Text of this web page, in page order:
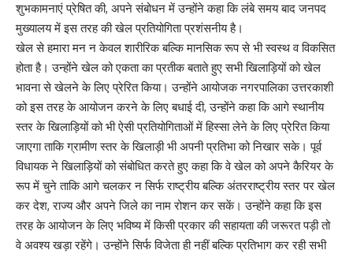
शुभकामनाएं प्रेषित की, अपने संबोधन में उन्होंने कहा कि लंबे समय बाद जनपद
मुख्यालय में इस तरह की खेल प्रतियोगिता प्रशंसनीय है।
खेल से हमारा मन न केवल शारीरिक बल्कि मानसिक रूप से भी स्वस्थ व विकसित
होता है। उन्होंने खेल को एकता का प्रतीक बताते हुए सभी खिलाड़ियों को खेल
भावना से खेलने के लिए प्रेरित किया। उन्होंने आयोजक नगरपालिका उत्तरकाशी
को इस तरह के आयोजन करने के लिए बधाई दी, उन्होंने कहा कि आगे स्थानीय
स्तर के खिलाड़ियों को भी ऐसी प्रतियोगिताओं में हिस्सा लेने के लिए प्रेरित किया
जाएगा ताकि ग्रामीण स्तर के खिलाड़ी भी अपनी प्रतिभा को निखार सके। पूर्व
विधायक ने खिलाड़ियों को संबोधित करते हुए कहा कि वे खेल को अपने कैरियर के
रूप में चुने ताकि आगे चलकर न सिर्फ राष्ट्रीय बल्कि अंतरराष्ट्रीय स्तर पर खेल
कर देश, राज्य और अपने जिले का नाम रोशन कर सकें। उन्होंने कहा कि इस
तरह के आयोजन के लिए भविष्य में किसी प्रकार की सहायता की जरूरत पड़ी तो
वे अवश्य खड़ा रहेंगे। उन्होंने सिर्फ विजेता ही नहीं बल्कि प्रतिभाग कर रही सभी